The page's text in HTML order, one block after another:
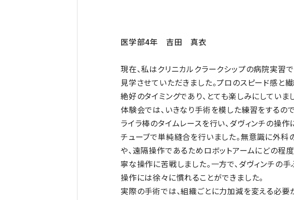
医学部4年 吉田 真衣
現在、私はクリニカルクラークシップの病院実習
見学させていただきました。プロのスピード感と
絶好のタイミングであり、とても楽しみにしていま
体験会では、いきなり手術を模した練習をするの
ライラ棒のタイムレースを行い、ダヴィンチの操
チューブで単純縫合を行いました。無意識に外科
や、遠隔操作であるためロボットアームにどの程
寧な操作に苦戦しました。一方で、ダヴィンチの
操作には徐々に慣れることができました。
実際の手術では、組織ごとに力加減を変える必